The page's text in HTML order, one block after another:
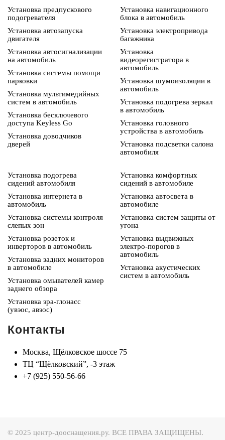
Установка предпускового
подогревателя
Установка автозапуска
двигателя
Установка автосигнализации
на автомобиль
Установка системы помощи
парковки
Установка мультимедийных
систем в автомобиль
Установка бесключевого
доступа Keyless Go
Установка доводчиков
дверей
Установка навигационного
блока в автомобиль
Установка электропривода
багажника
Установка
видеорегистратора в
автомобиль
Установка шумоизоляции в
автомобиль
Установка подогрева зеркал
в автомобиль
Установка головного
устройства в автомобиль
Установка подсветки салона
автомобиля
Установка подогрева
сидений автомобиля
Установка интернета в
автомобиль
Установка системы контроля
слепых зон
Установка розеток и
инверторов в автомобиль
Установка задних мониторов
в автомобиле
Установка омывателей камер
заднего обзора
Установка эра-глонасс
(увэос, авэос)
Установка комфортных
сидений в автомобиле
Установка автосвета в
автомобиле
Установка систем защиты от
угона
Установка выдвижных
электро-порогов в
автомобиль
Установка акустических
систем в автомобиль
Контакты
Москва, Щёлковское шоссе 75
ТЦ “Щёлковский”, -3 этаж
+7 (925) 550-56-66
© 2025 центр-дооснащения.ру. ВСЕ ПРАВА ЗАЩИЩЕНЫ.